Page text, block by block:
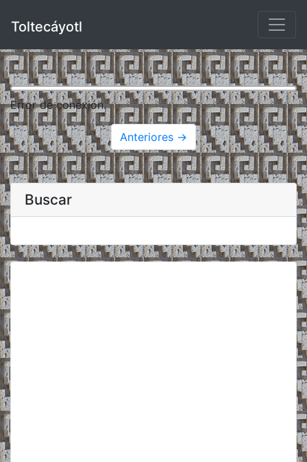
Toltecáyotl
Error de conexión.
Anteriores →
Buscar